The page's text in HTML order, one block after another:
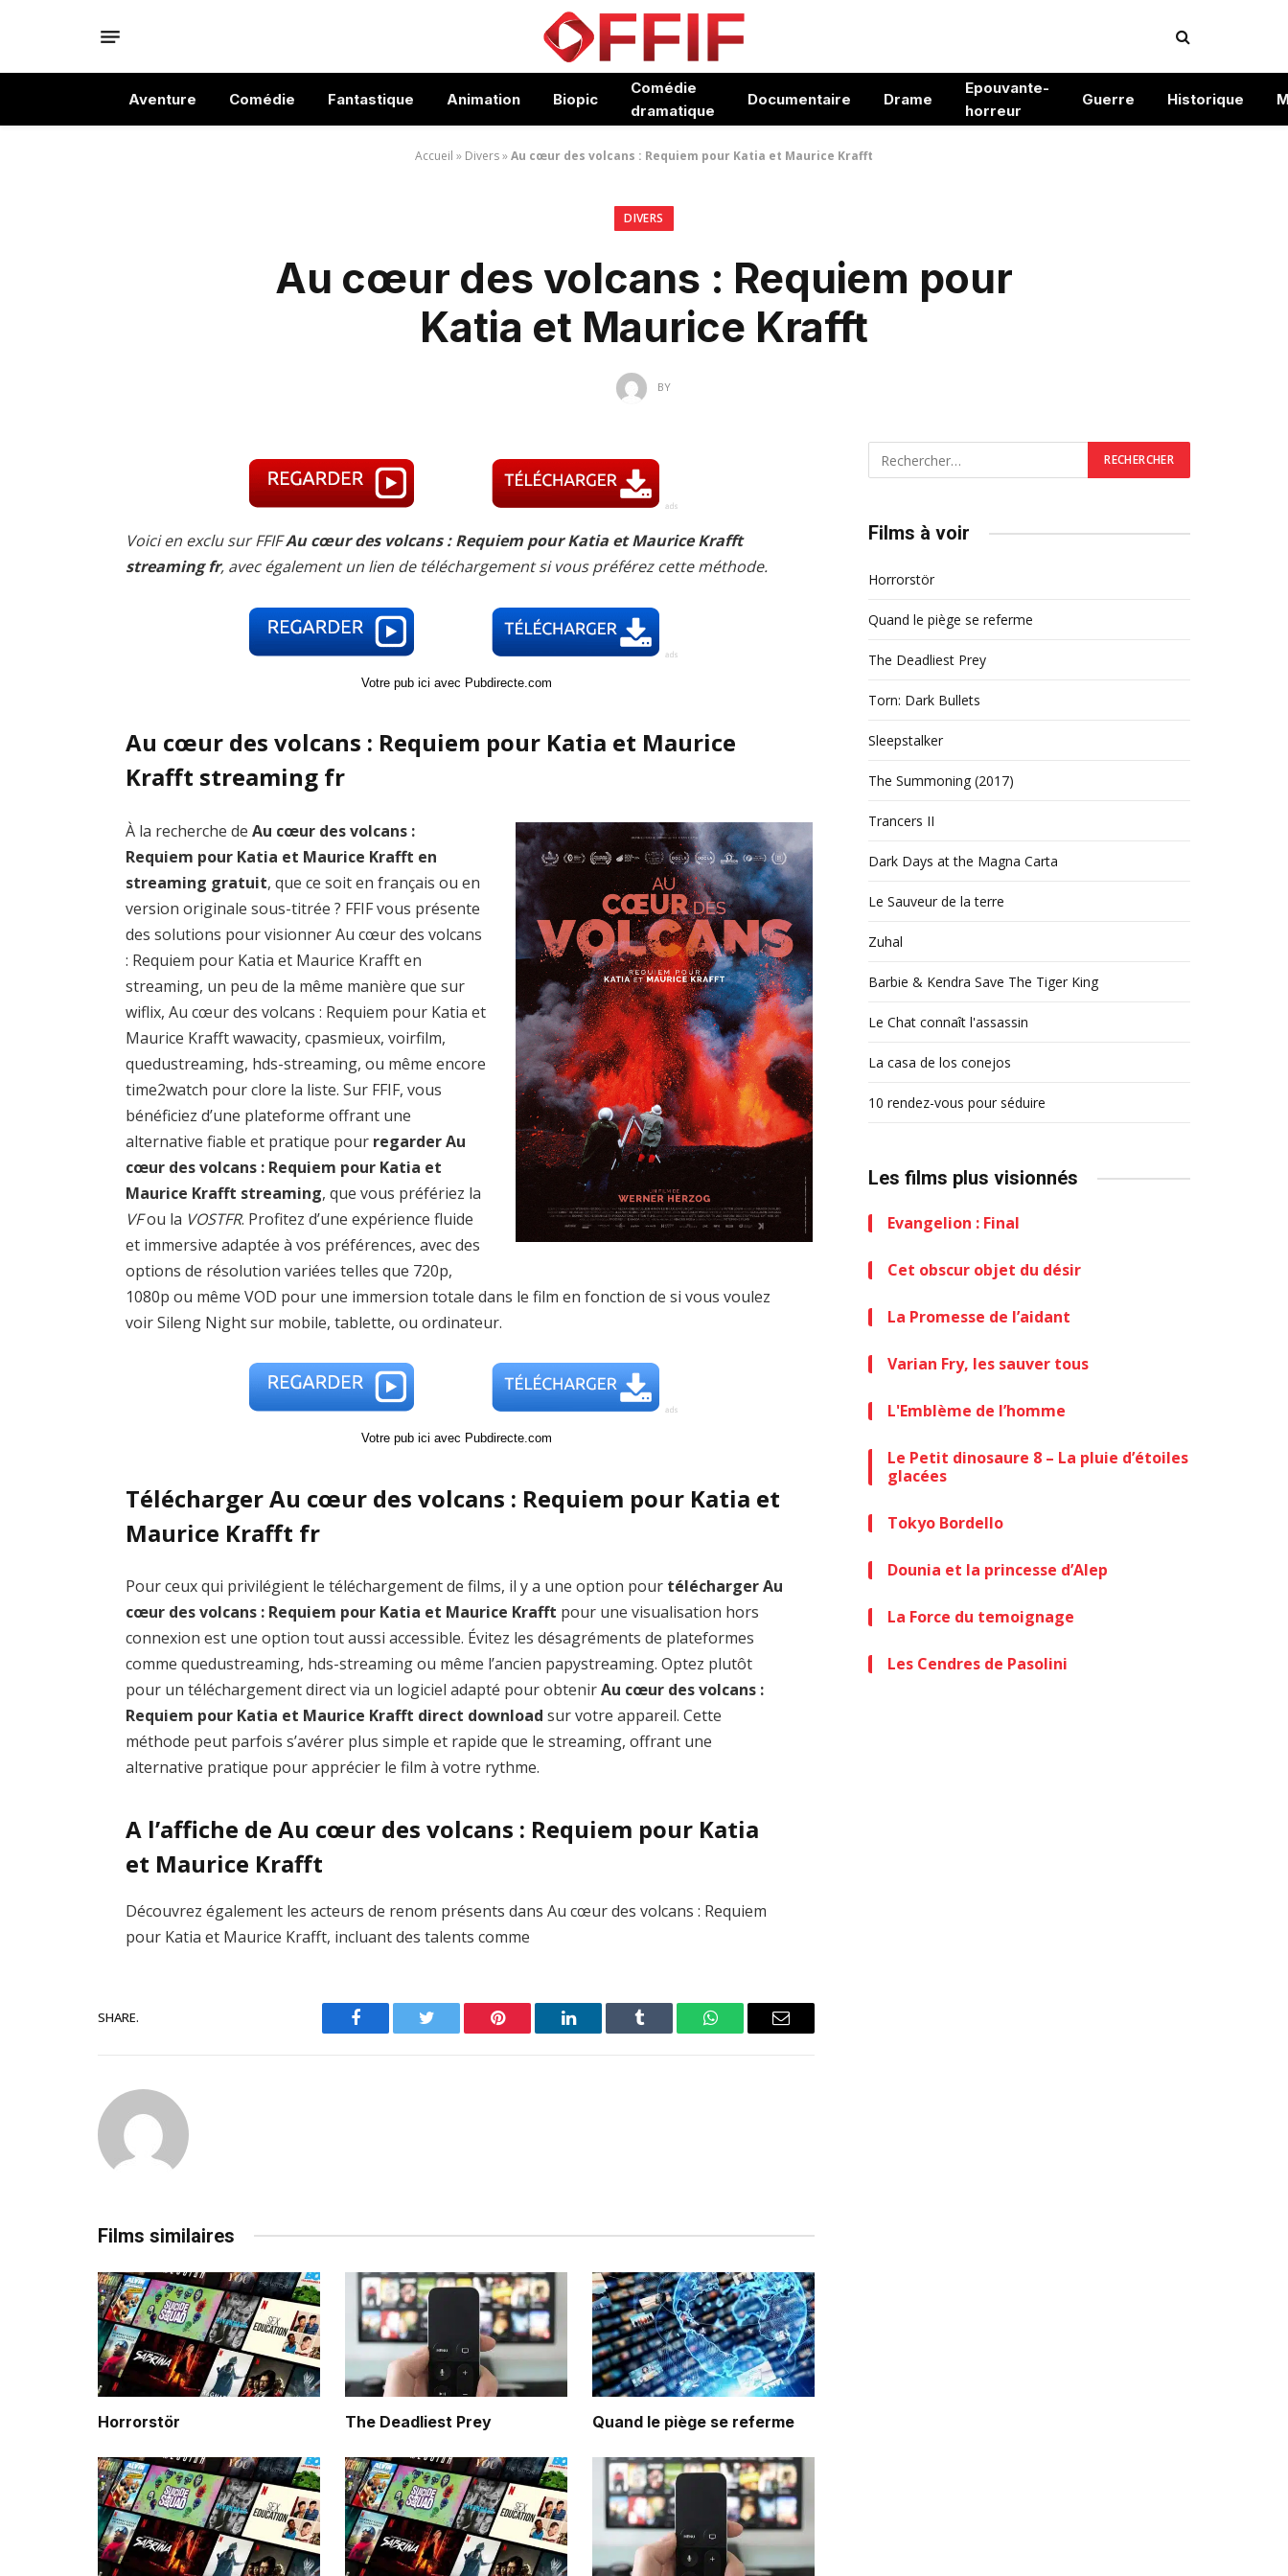
Aventure Comédie Fantastique Animation Biopic
Comédie
dramatique
Documentaire Drame
Epouvante-
horreur
Guerre Historique
Accueil » Divers»Au cœur des volcans : Requiem pour Katia et Maurice Krafft
DIVERS
Au cœur des volcans : Requiem pour
Katia et Maurice Krafft
BY
Voici en exclu sur FFIFAu cœur des volcans : Requiem pour Katia et Maurice Krafft
streaming fr, avec également un lien de téléchargement si vous préférez cette méthode.
Votre pub ici avec Pubdirecte.com
Au cœur des volcans : Requiem pour Katia et Maurice
Krafft streaming fr
À la recherche deAu cœur des volcans :
Requiem pour Katia et Maurice Krafft en
streaming gratuit, que ce soit en français ou en
version originale sous-titrée ? FFIF vous présente
des solutions pour visionner Au cœur des volcans
: Requiem pour Katia et Maurice Krafft en
streaming, un peu de la même manière que sur
wiflix, Au cœur des volcans : Requiem pour Katia et
Maurice Krafft wawacity, cpasmieux, voirfilm,
quedustreaming, hds-streaming, ou même encore
time2watch pour clore la liste. Sur FFIF, vous
bénéficiez d’une plateforme offrant une
alternative fiable et pratique pour regarder Au
cœur des volcans : Requiem pour Katia et
Maurice Krafft streaming, que vous préfériez la
VFou la VOSTFR. Profitez d’une expérience fluide
et immersive adaptée à vos préférences, avec des
options de résolution variées telles que 720p,
1080p ou même VOD pour une immersion totale dans le film en fonction de si vous voulez
voir Sileng Night sur mobile, tablette, ou ordinateur.
Votre pub ici avec Pubdirecte.com
Télécharger Au cœur des volcans : Requiem pour Katia et
Maurice Krafft fr
Pour ceux qui privilégient le téléchargement de films, il y a une option pour télécharger Au
cœur des volcans : Requiem pour Katia et Maurice Krafft pour une visualisation hors
connexion est une option tout aussi accessible. Évitez les désagréments de plateformes
comme quedustreaming, hds-streaming ou même l’ancien papystreaming. Optez plutôt
pour un téléchargement direct via un logiciel adapté pour obtenirAu cœur des volcans :
Requiem pour Katia et Maurice Krafft direct download sur votre appareil. Cette
méthode peut parfois s’avérer plus simple et rapide que le streaming, offrant une
alternative pratique pour apprécier le film à votre rythme.
A l’affiche de Au cœur des volcans : Requiem pour Katia
et Maurice Krafft
Découvrez également les acteurs de renom présents dans Au cœur des volcans : Requiem
pour Katia et Maurice Krafft, incluant des talents comme
SHARE.
Facebook Twitter Pinterest LinkedIn Tumblr WhatsAppEmail
Films similaires
Horrorstör The Deadliest Prey Quand le piège se referme
Films à voir
Horrorstör
Quand le piège se referme
The Deadliest Prey
Torn: Dark Bullets
Sleepstalker
The Summoning (2017)
Trancers II
Dark Days at the Magna Carta
Le Sauveur de la terre
Zuhal
Barbie & Kendra Save The Tiger King
Le Chat connaît l'assassin
La casa de los conejos
10 rendez-vous pour séduire
Les films plus visionnés
Evangelion : Final
Cet obscur objet du désir
La Promesse de l’aidant
Varian Fry, les sauver tous
L'Emblème de l’homme
Le Petit dinosaure 8 – La pluie d’étoiles
glacées
Tokyo Bordello
Dounia et la princesse d’Alep
La Force du temoignage
Les Cendres de Pasolini